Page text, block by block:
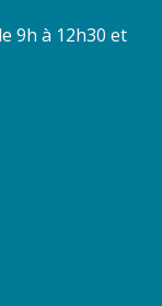
9h à 12h30 et